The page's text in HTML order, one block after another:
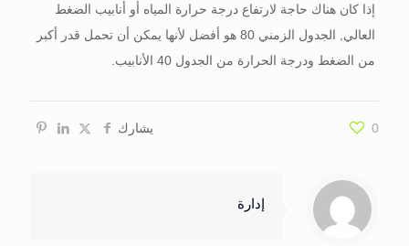
إذا كان هناك حاجة لارتفاع درجة حرارة المياه أو أنابيب الضغط
العالي, الجدول الزمني 80 هو أفضل لأنها يمكن أن تحمل قدر أكبر
من الضغط ودرجة الحرارة من الجدول 40 الأنابيب.
يشارك 0
إدارة